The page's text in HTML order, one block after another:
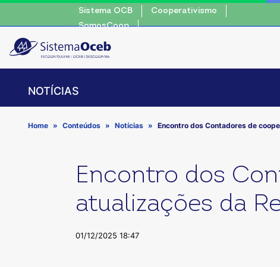
Sistema OCB
Cooperativismo
SomosCoop
NOTÍCIAS
Home Conteúdos Notícias Encontro dos Contadores de
Encontro dos
atualizações da
01/12/2025 18:47